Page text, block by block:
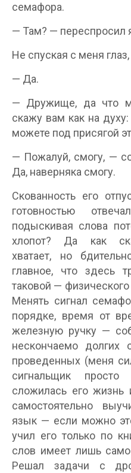
семафора.
— Там? — переспросил
Не спуская с меня
— Да.
— Дружище, да что
скажу вам как на
можете под присягой
— Пожалуй, смогу, —
Да, наверняка смогу.
Скованность его
готовностью
подыскивая слова
хлопот? Да как
хватает, но
главное, что здесь
таковой —
Менять сигнал
порядке, время от
железную ручку —
нескончаемо долгих
проведенных (меня
сигнальщик
сложилась его
самостоятельно
язык — если можно
учил его только по
слов имеет лишь
Решал задачи с